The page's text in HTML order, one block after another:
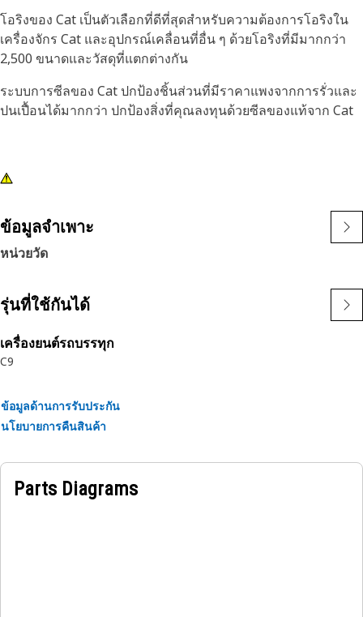
โอริงของ Cat เป็นตัวเลือกที่ดีที่สุดสำหรับความต้องการโอริงใน
เครื่องจักร Cat และอุปกรณ์เคลื่อนที่อื่น ๆ ด้วยโอริงที่มีมากกว่า
2,500 ขนาดและวัสดุที่แตกต่างกัน
ระบบการซีลของ Cat ปกป้องชิ้นส่วนที่มีราคาแพงจากการรั่วและ
ปนเปื้อนได้มากกว่า ปกป้องสิ่งที่คุณลงทุนด้วยซีลของแท้จาก Cat
ข้อมูลจำเพาะ
หน่วยวัด
รุ่นที่ใช้กันได้
เครื่องยนต์รถบรรทุก
C9
ข้อมูลด้านการรับประกัน
นโยบายการคืนสินค้า
Parts Diagrams